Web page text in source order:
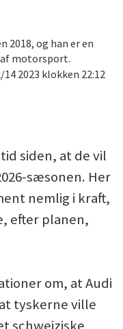
2018, og han er en
motorsport.
14 2023 klokken 22:12
siden, at de vil
sæsonen. Her
nemlig i kraft,
efter planen,
om, at Audi
tyskerne ville